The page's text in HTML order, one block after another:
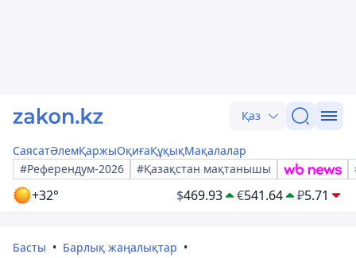
Қаз
СаясатӘлемҚаржыОқиғаҚұқықМақалалар
#Референдум-2026
#Қазақстан мақтанышы
+32° $469.93 €541.64 ₽5.71
Басты
Барлық жаңалықтар